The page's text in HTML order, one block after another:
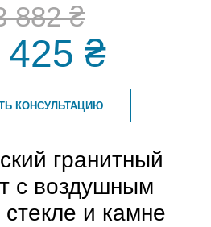
882 ₴
425 ₴
КОНСУЛЬТАЦИЮ
гранитный
с воздушным
и камне